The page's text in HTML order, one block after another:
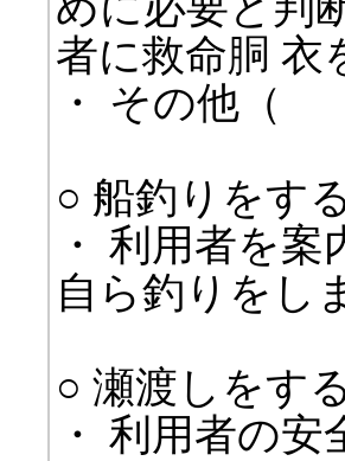
者に救命胴 衣
・ その他
○ 船釣りをす
・ 利用者を
自ら釣りをし
○ 瀬渡しをす
・ 利用者の